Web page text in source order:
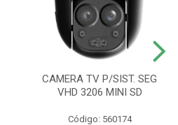
CAMERA TV P/SIST. SEG
VHD 3206 MINI SD
Código: 560174